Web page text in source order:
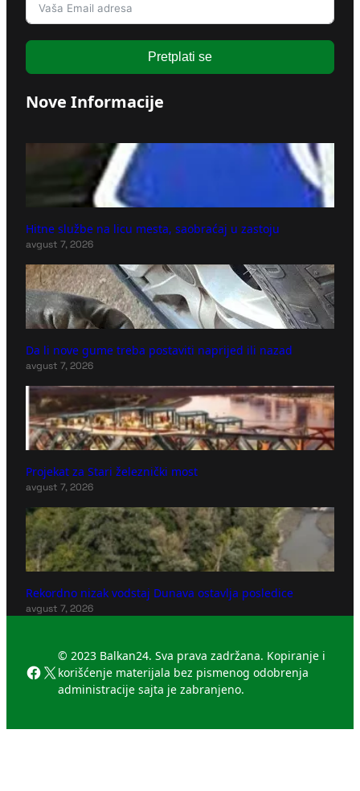
Pretplati se
Nove Informacije
Hitne službe na licu mesta, saobraćaj u zastoju
avgust 7, 2026
Da li nove gume treba postaviti naprijed ili nazad
avgust 7, 2026
Projekat za Stari železnički most
avgust 7, 2026
Rekordno nizak vodstaj Dunava ostavlja posledice
avgust 7, 2026
Facebook
X
© 2023 Balkan24. Sva prava zadržana. Kopiranje i
korišćenje materijala bez pismenog odobrenja
administracije sajta je zabranjeno.